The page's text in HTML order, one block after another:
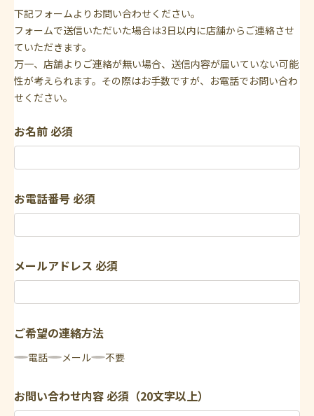
下記フォームよりお問い合わせください。
フォームで送信いただいた場合は3日以内に店舗からご連絡させ
ていただきます。
万一、店舗よりご連絡が無い場合、送信内容が届いていない可能
性が考えられます。その際はお手数ですが、お電話でお問い合わ
せください。
お名前必須
お電話番号必須
メールアドレス 必須
ご希望の連絡方法
電話 メール 不要
お問い合わせ内容必須（20文字以上）